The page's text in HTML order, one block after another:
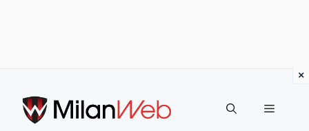
contenuto
MENU